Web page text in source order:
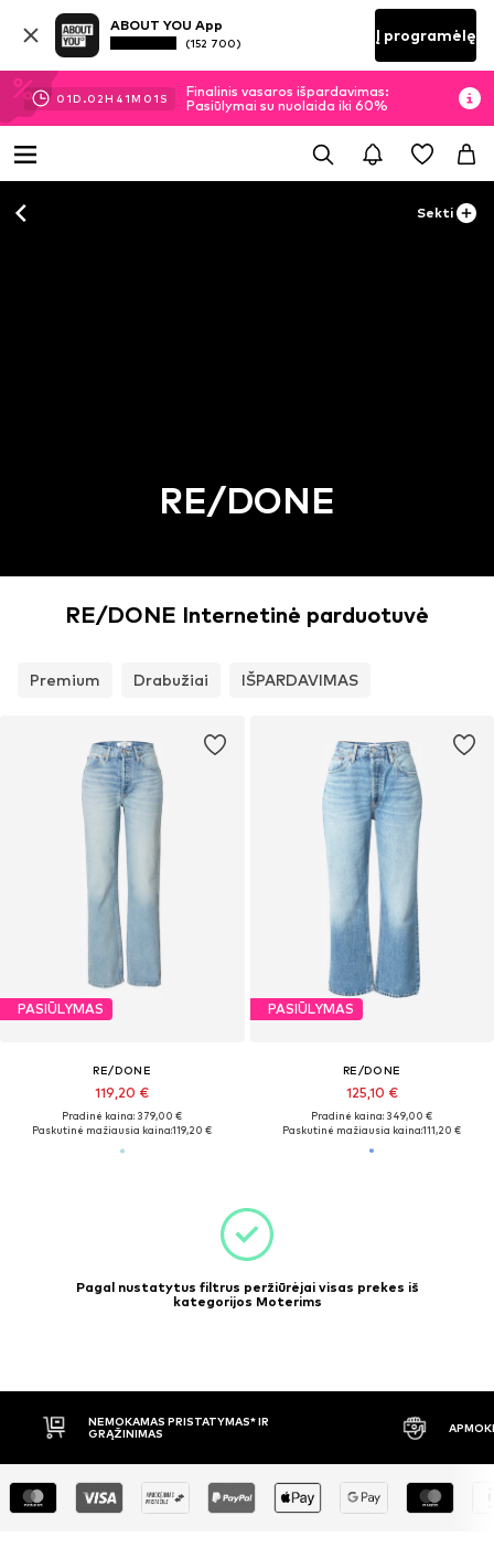
ABOUT YOU App
(152 700) Į programėlę
01D.02H 41M 01 S
Finalinis vasaros išpardavimas:
Pasiūlymai su nuolaida iki 60%
Sekti
RE/DONE
RE/DONE Internetinė parduotuvė
Premium Drabužiai IŠPARDAVIMAS
PASIŪLYMAS
RE/DONE
119,20 €
Pradinė kaina: 379,00 €
Paskutinė mažiausia kaina:119,20 €
PASIŪLYMAS
RE/DONE
125,10 €
Pradinė kaina: 349,00 €
Paskutinė mažiausia kaina:111,20 €
Pagal nustatytus filtrus peržiūrėjai visas prekes iš
kategorijos Moterims
NEMOKAMAS PRISTATYMAS* IR
GRĄŽINIMAS